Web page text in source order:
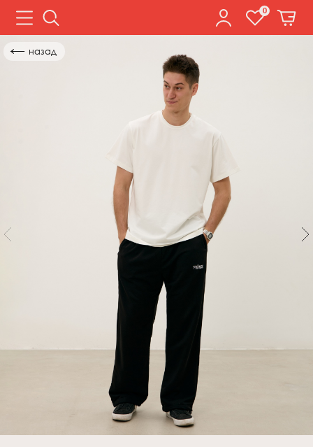
0
← назад